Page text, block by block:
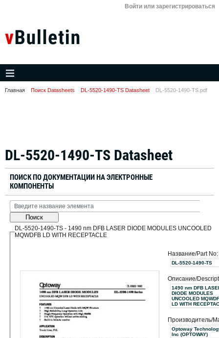
Войти или зарегистрироваться
Главная Поиск Datasheets DL-5520-1490-TS Datasheet DL-5520-1490-TS.pdf
DL-5520-1490-TS Datasheet
ПОИСК ПО ДОКУМЕНТАЦИИ НА ЭЛЕКТРОННЫЕ
КОМПОНЕНТЫ
Поиск
DL-5520-1490-TS - 1490 nm DFB LASER DIODE MODULES UNCOOLED
MQWDFB LD WITH RECEPTACLE
Название/Part No:
DL-5520-1490-TS
Описание/
1490 nm DFB
DIODE MODULES
UNCOOLED
LD WITH
Производитель/
Optoway
Inc (OPTOWAY)